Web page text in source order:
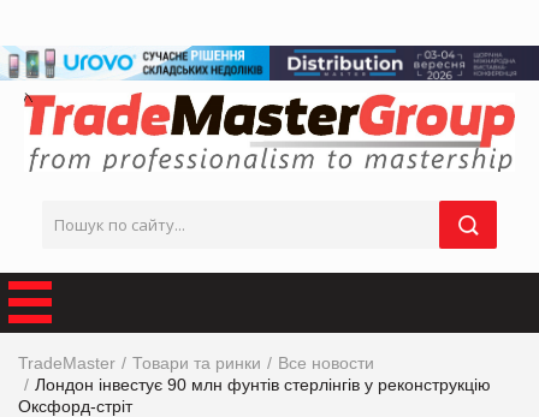
TradeMaster Товари та ринки
Все новости
Лондон інвестує 90 млн фунтів стерлінгів у реконструкцію
Оксфорд-стріт